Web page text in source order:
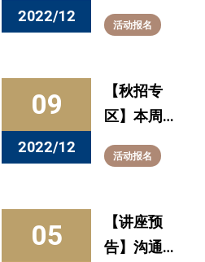
2022/12
求职大赛决
赛在即：一
得事业先
机！
活动报名
09
2022/12
【秋招专
区】本周发
布的全职信
息看这里
12.9）
活动报名
05
【讲座预
告】沟通有